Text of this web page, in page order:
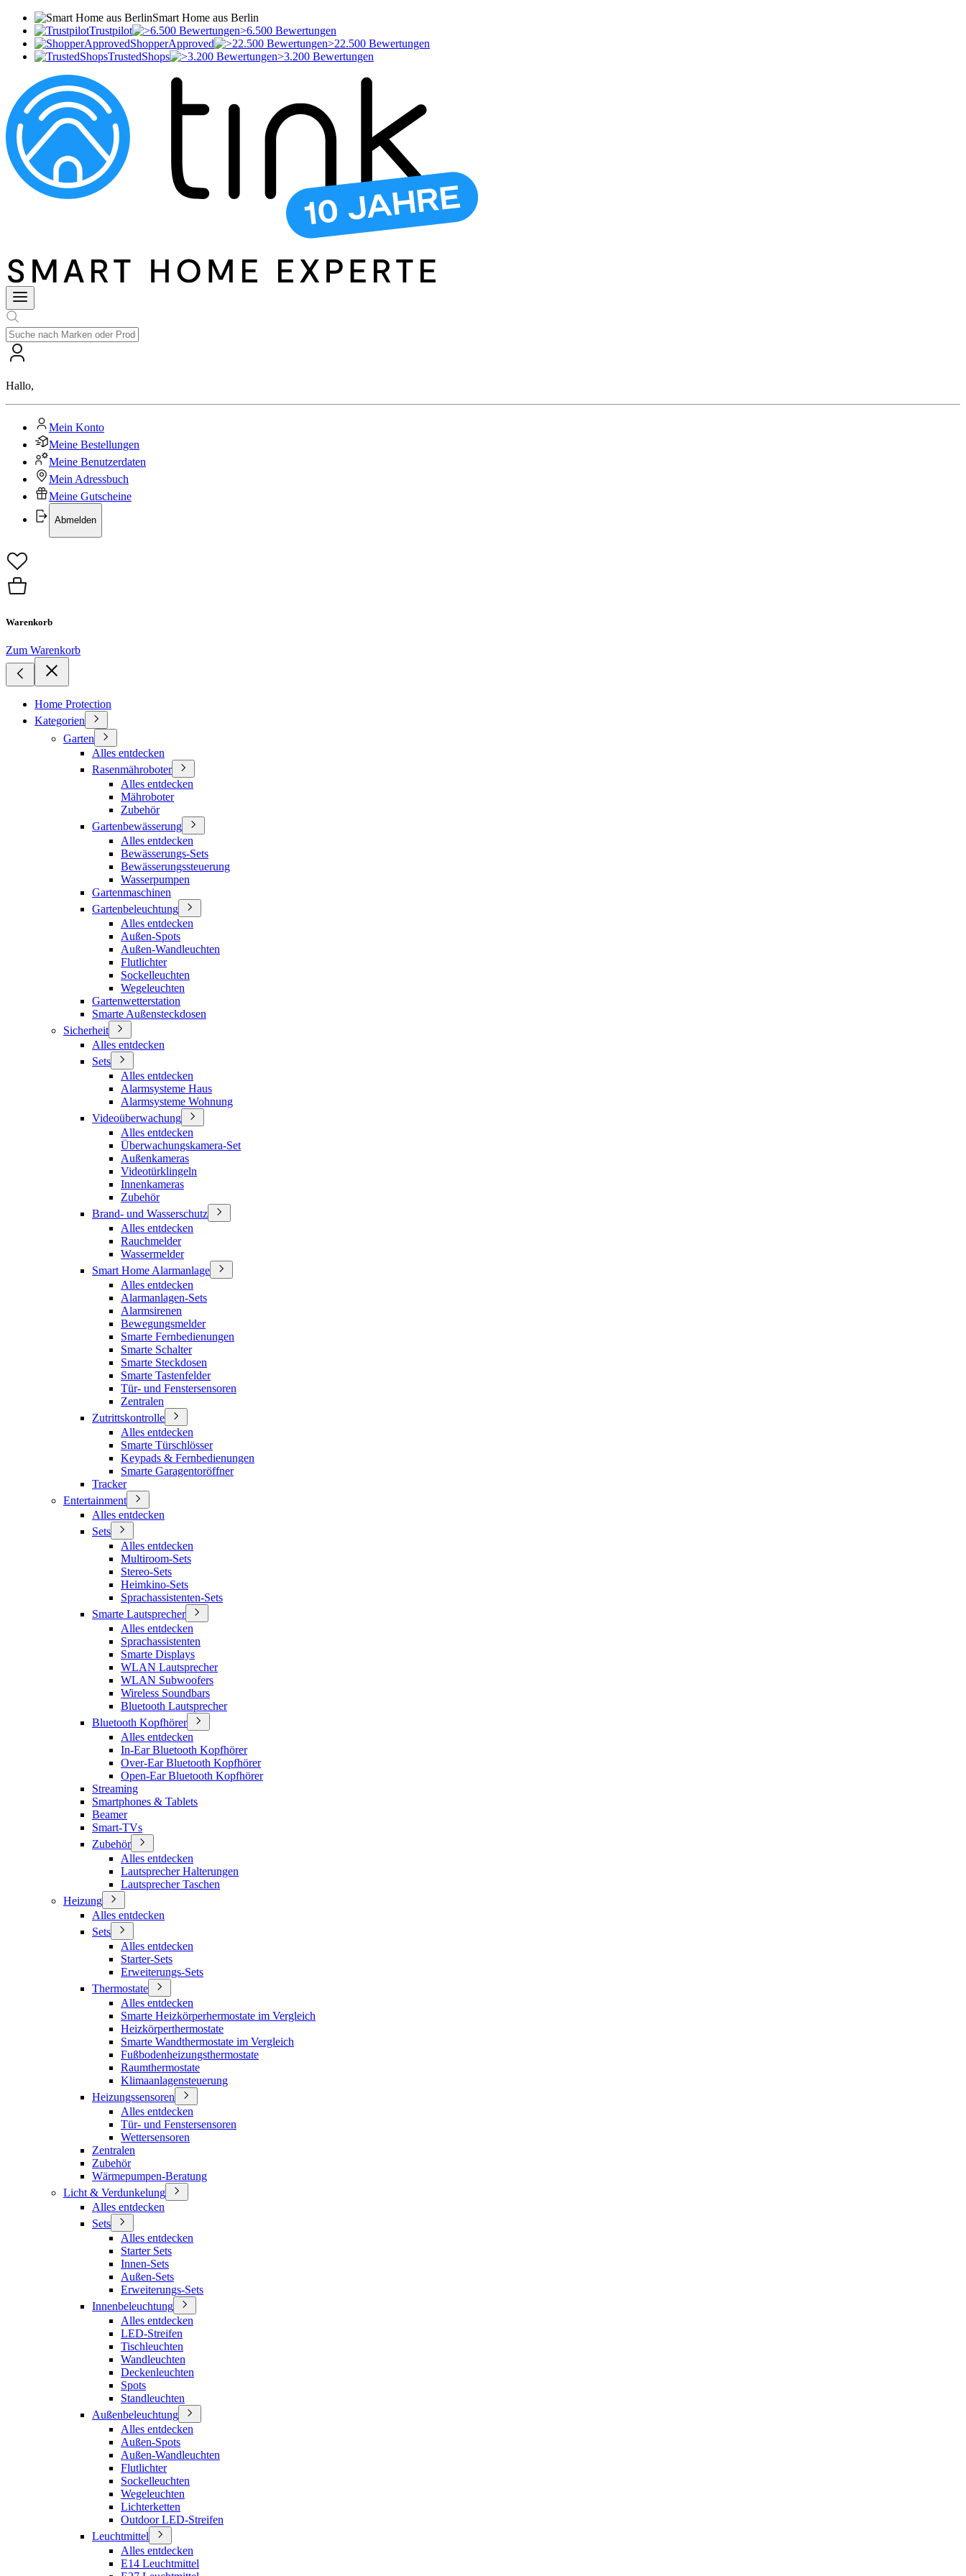
Smart Home aus Berlin
Trustpilot
>6.500 Bewertungen
ShopperApproved
>22.500 Bewertungen
TrustedShops
>3.200 Bewertungen
Hallo,
Mein Konto
Meine Bestellungen
Meine Benutzerdaten
Mein Adressbuch
Meine Gutscheine
Abmelden
Warenkorb
Zum Warenkorb
Home Protection
Kategorien
Garten
Alles entdecken
Rasenmähroboter
Alles entdecken
Mähroboter
Zubehör
Gartenbewässerung
Alles entdecken
Bewässerungs-Sets
Bewässerungssteuerung
Wasserpumpen
Gartenmaschinen
Gartenbeleuchtung
Alles entdecken
Außen-Spots
Außen-Wandleuchten
Flutlichter
Sockelleuchten
Wegeleuchten
Gartenwetterstation
Smarte Außensteckdosen
Sicherheit
Alles entdecken
Sets
Alles entdecken
Alarmsysteme Haus
Alarmsysteme Wohnung
Videoüberwachung
Alles entdecken
Überwachungskamera-Set
Außenkameras
Videotürklingeln
Innenkameras
Zubehör
Brand- und Wasserschutz
Alles entdecken
Rauchmelder
Wassermelder
Smart Home Alarmanlage
Alles entdecken
Alarmanlagen-Sets
Alarmsirenen
Bewegungsmelder
Smarte Fernbedienungen
Smarte Schalter
Smarte Steckdosen
Smarte Tastenfelder
Tür- und Fenstersensoren
Zentralen
Zutrittskontrolle
Alles entdecken
Smarte Türschlösser
Keypads & Fernbedienungen
Smarte Garagentoröffner
Tracker
Entertainment
Alles entdecken
Sets
Alles entdecken
Multiroom-Sets
Stereo-Sets
Heimkino-Sets
Sprachassistenten-Sets
Smarte Lautsprecher
Alles entdecken
Sprachassistenten
Smarte Displays
WLAN Lautsprecher
WLAN Subwoofers
Wireless Soundbars
Bluetooth Lautsprecher
Bluetooth Kopfhörer
Alles entdecken
In-Ear Bluetooth Kopfhörer
Over-Ear Bluetooth Kopfhörer
Open-Ear Bluetooth Kopfhörer
Streaming
Smartphones & Tablets
Beamer
Smart-TVs
Zubehör
Alles entdecken
Lautsprecher Halterungen
Lautsprecher Taschen
Heizung
Alles entdecken
Sets
Alles entdecken
Starter-Sets
Erweiterungs-Sets
Thermostate
Alles entdecken
Smarte Heizkörperhermostate im Vergleich
Heizkörperthermostate
Smarte Wandthermostate im Vergleich
Fußbodenheizungsthermostate
Raumthermostate
Klimaanlagensteuerung
Heizungssensoren
Alles entdecken
Tür- und Fenstersensoren
Wettersensoren
Zentralen
Zubehör
Wärmepumpen-Beratung
Licht & Verdunkelung
Alles entdecken
Sets
Alles entdecken
Starter Sets
Innen-Sets
Außen-Sets
Erweiterungs-Sets
Innenbeleuchtung
Alles entdecken
LED-Streifen
Tischleuchten
Wandleuchten
Deckenleuchten
Spots
Standleuchten
Außenbeleuchtung
Alles entdecken
Außen-Spots
Außen-Wandleuchten
Flutlichter
Sockelleuchten
Wegeleuchten
Lichterketten
Outdoor LED-Streifen
Leuchtmittel
Alles entdecken
E14 Leuchtmittel